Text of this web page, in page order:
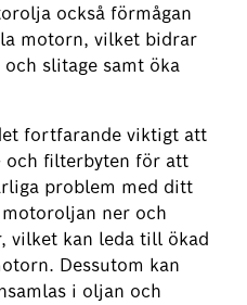
också förmågan
motorn, vilket bidrar
slitage samt öka
fortfarande viktigt att
och filterbyten för att
problem med ditt
ner och
vilket kan leda till ökad
Dessutom kan
i oljan och